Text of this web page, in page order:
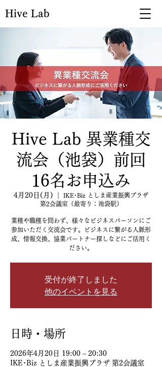
Hive Lab
Hive Lab 異業種交
流会（池袋）前回
16名お申込み
4月20日(月)
IKE･Biz としま産業振興プラザ
第2会議室（最寄り：池袋駅）
業種や職種を問わず、様々なビジネスパーソンにご
参加いただく交流会です。ビジネスに繋がる人脈形
成、情報交換、協業パートナー探しなどにご活用く
ださい。
受付が終了しました
他のイベントを見る
日時・場所
2026年4月20日 19:00 – 20:30
IKE･Biz としま産業振興プラザ 第2会議室